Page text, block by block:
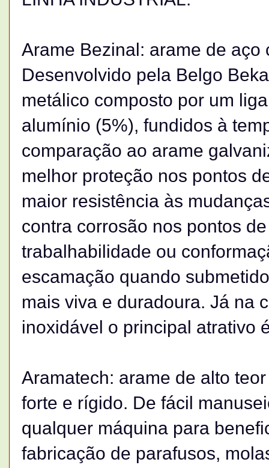
Arame Bezinal: arame de
Desenvolvido pela Belgo
metálico composto por um
alumínio (5%), fundidos à
comparação ao arame
melhor proteção nos pontos
maior resistência às
contra corrosão nos pontos
trabalhabilidade ou
escamação quando
mais viva e duradoura. Já na
inoxidável o principal atrativo
Aramatech: arame de alto
forte e rígido. De fácil
qualquer máquina para
fabricação de parafusos,